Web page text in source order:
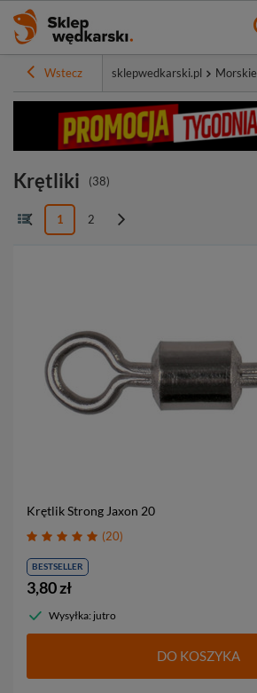
Wstecz sklepwedkarski.pl Morskie
Krętliki (38)
1 2
Krętlik Strong Jaxon 20
20
BESTSELLER
3,80 zł
Wysyłka: jutro
DO KOSZYKA